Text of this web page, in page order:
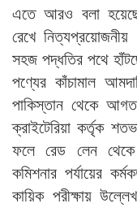
এতে আরও বলা
রেখে
সহজ পদ্ধতির পথে
পণ্যের কাঁচামাল
পাকিস্তান থেকে
ক্রাইটেরিয়া কর্তৃক
ফলে রেড লেন থেকে
কমিশনার পর্যায়ের
কায়িক পরীক্ষায়